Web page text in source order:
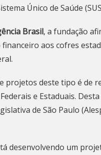
Único de Saúde
Brasil, a fundação
aos cofres
projetos deste tipo é de
e Estaduais.
de São Paulo
desenvolvendo um